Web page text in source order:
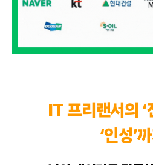
IT 프리랜서의 ‘
‘인성’